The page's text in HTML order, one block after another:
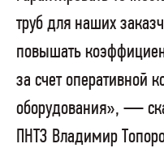
труб для наших
повышать
за счет оперативной
оборудования», —
ПНТЗ Владимир